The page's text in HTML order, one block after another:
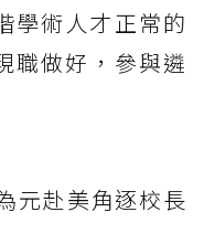
學術人才正常的
職做好，參與遴
元赴美角逐校長